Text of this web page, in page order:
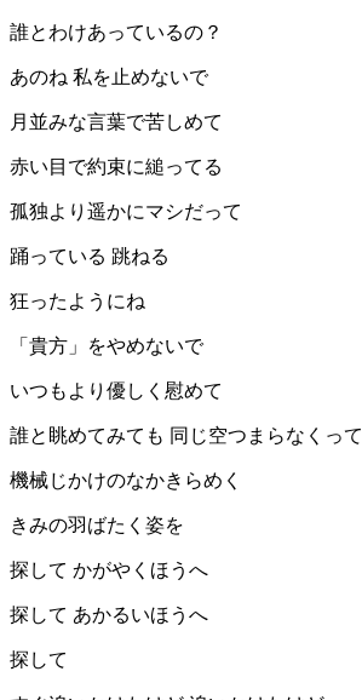
誰とわけあっているの？
あのね 私を止めないで
月並みな言葉で苦しめて
赤い目で約束に縋ってる
孤独より遥かにマシだって
踊っている 跳ねる
狂ったようにね
「貴方」をやめないで
いつもより優しく慰めて
誰と眺めてみても 同じ空つまらなくって
機械じかけのなかきらめく
きみの羽ばたく姿を
探して かがやくほうへ
探して あかるいほうへ
探して